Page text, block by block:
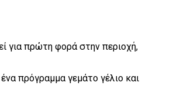
για πρώτη φορά στην περιοχή,
πρόγραμμα γεμάτο γέλιο και